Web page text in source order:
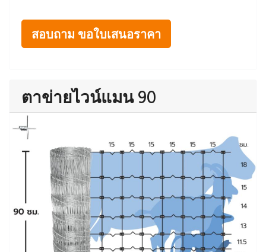
สอบถาม ขอใบเสนอราคา
ตาข่ายไวน์แมน 90